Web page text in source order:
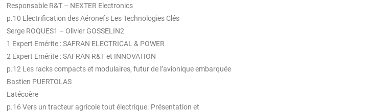
Responsable R&T – NEXTER Electronics
p.10 Electrification des Aéronefs Les Technologies Clés
Serge ROQUES1 – Olivier GOSSELIN2
1 Expert Emérite : SAFRAN ELECTRICAL & POWER
2 Expert Emérite : SAFRAN R&T et INNOVATION
p.12 Les racks compacts et modulaires, futur de l’avionique embarquée
Bastien PUERTOLAS
Latécoère
p.16 Vers un tracteur agricole tout électrique. Présentation et